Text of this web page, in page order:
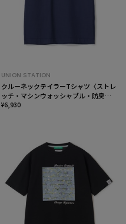
UNION STATION
クルーネックテイラーTシャツ〈ストレ
ッチ・マシンウォッシャブル・防臭・
接触冷感〉
¥6,930